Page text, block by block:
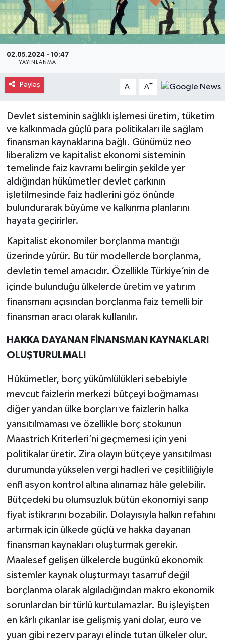
02.05.2024 - 10:47
YAYINLANMA
Paylaş A- A+
Devlet sisteminin sağlıklı işlemesi üretim, tüketim
ve kalkınmada güçlü para politikaları ile sağlam
finansman kaynaklarına bağlı. Günümüz neo
liberalizm ve kapitalist ekonomi sisteminin
temelinde faiz kavramı belirgin şekilde yer
aldığından hükümetler devlet çarkının
işletilmesinde faiz hadlerini göz önünde
bulundurarak büyüme ve kalkınma planlarını
hayata geçirirler.
Kapitalist ekonomiler borçlanma mantığı
üzerinde yürür. Bu tür modellerde borçlanma,
devletin temel amacıdır. Özellikle Türkiye’nin de
içinde bulunduğu ülkelerde üretim ve yatırım
finansmanı açısından borçlanma faiz temelli bir
finansman aracı olarak kullanılır.
HAKKA DAYANAN FİNANSMAN KAYNAKLARI
OLUŞTURULMALI
Hükümetler, borç yükümlülükleri sebebiyle
mevcut faizlerin merkezi bütçeyi boğmaması
diğer yandan ülke borçları ve faizlerin halka
yansıtılmaması ve özellikle borç stokunun
Maastrich Kriterleri’ni geçmemesi için yeni
politikalar üretir. Zira olayın bütçeye yansıtılması
durumunda yükselen vergi hadleri ve çeşitliliğiyle
enfl asyon kontrol altına alınamaz hâle gelebilir.
Bütçedeki bu olumsuzluk bütün ekonomiyi sarıp
fiyat istikrarını bozabilir. Dolayısıyla halkın refahını
artırmak için ülkede güçlü ve hakka dayanan
finansman kaynakları oluşturmak gerekir.
Maalesef gelişen ülkelerde bugünkü ekonomik
sistemler kaynak oluşturmayı tasarruf değil
borçlanma olarak algıladığından makro ekonomik
sorunlardan bir türlü kurtulamazlar. Bu işleyişten
en kârlı çıkanlar ise gelişmiş yani dolar, euro ve
yuan gibi rezerv parayı elinde tutan ülkeler olur.
Gayrimenkul
Spor